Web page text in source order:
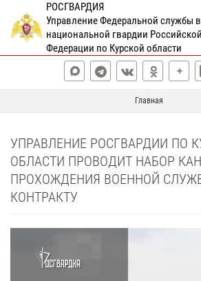
РОСГВАРДИЯ
Управление Федеральной службы
национальной гвардии Российской
Федерации по Курской области
Главная
УПРАВЛЕНИЕ РОСГВАРДИИ ПО
ОБЛАСТИ ПРОВОДИТ НАБОР
ПРОХОЖДЕНИЯ ВОЕННОЙ
КОНТРАКТУ